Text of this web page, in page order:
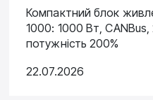
Компактний блок
1000: 1000 Вт, CANBus,
потужність 200%
22.07.2026